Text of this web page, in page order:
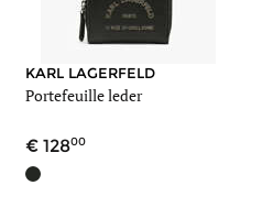
KARL LAGERFELD
Portefeuille leder
12800